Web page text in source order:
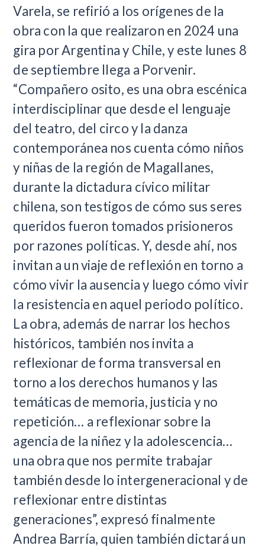
Varela, se refirió a los orígenes de la
obra con la que realizaron en 2024 una
gira por Argentina y Chile, y este lunes 8
de septiembre llega a Porvenir.
“Compañero osito, es una obra escénica
interdisciplinar que desde el lenguaje
del teatro, del circo y la danza
contemporánea nos cuenta cómo niños
y niñas de la región de Magallanes,
durante la dictadura cívico militar
chilena, son testigos de cómo sus seres
queridos fueron tomados prisioneros
por razones políticas. Y, desde ahí, nos
invitan a un viaje de reflexión en torno a
cómo vivir la ausencia y luego cómo vivir
la resistencia en aquel periodo político.
La obra, además de narrar los hechos
históricos, también nos invita a
reflexionar de forma transversal en
torno a los derechos humanos y las
temáticas de memoria, justicia y no
repetición… a reflexionar sobre la
agencia de la niñez y la adolescencia…
una obra que nos permite trabajar
también desde lo intergeneracional y de
reflexionar entre distintas
generaciones”, expresó finalmente
Andrea Barría, quien también dictará un